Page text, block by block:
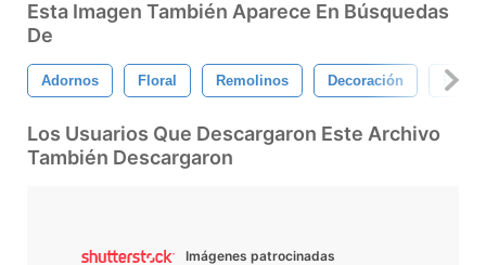
Esta Imagen También Aparece En Búsquedas
De
Adornos Floral Remolinos Decoración Patrón
Los Usuarios Que Descargaron Este Archivo
También Descargaron
Imágenes patrocinadas